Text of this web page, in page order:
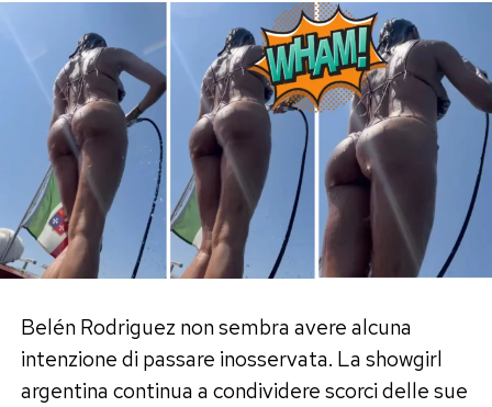
Belén Rodriguez non sembra avere alcuna
intenzione di passare inosservata. La showgirl
argentina continua a condividere scorci delle sue